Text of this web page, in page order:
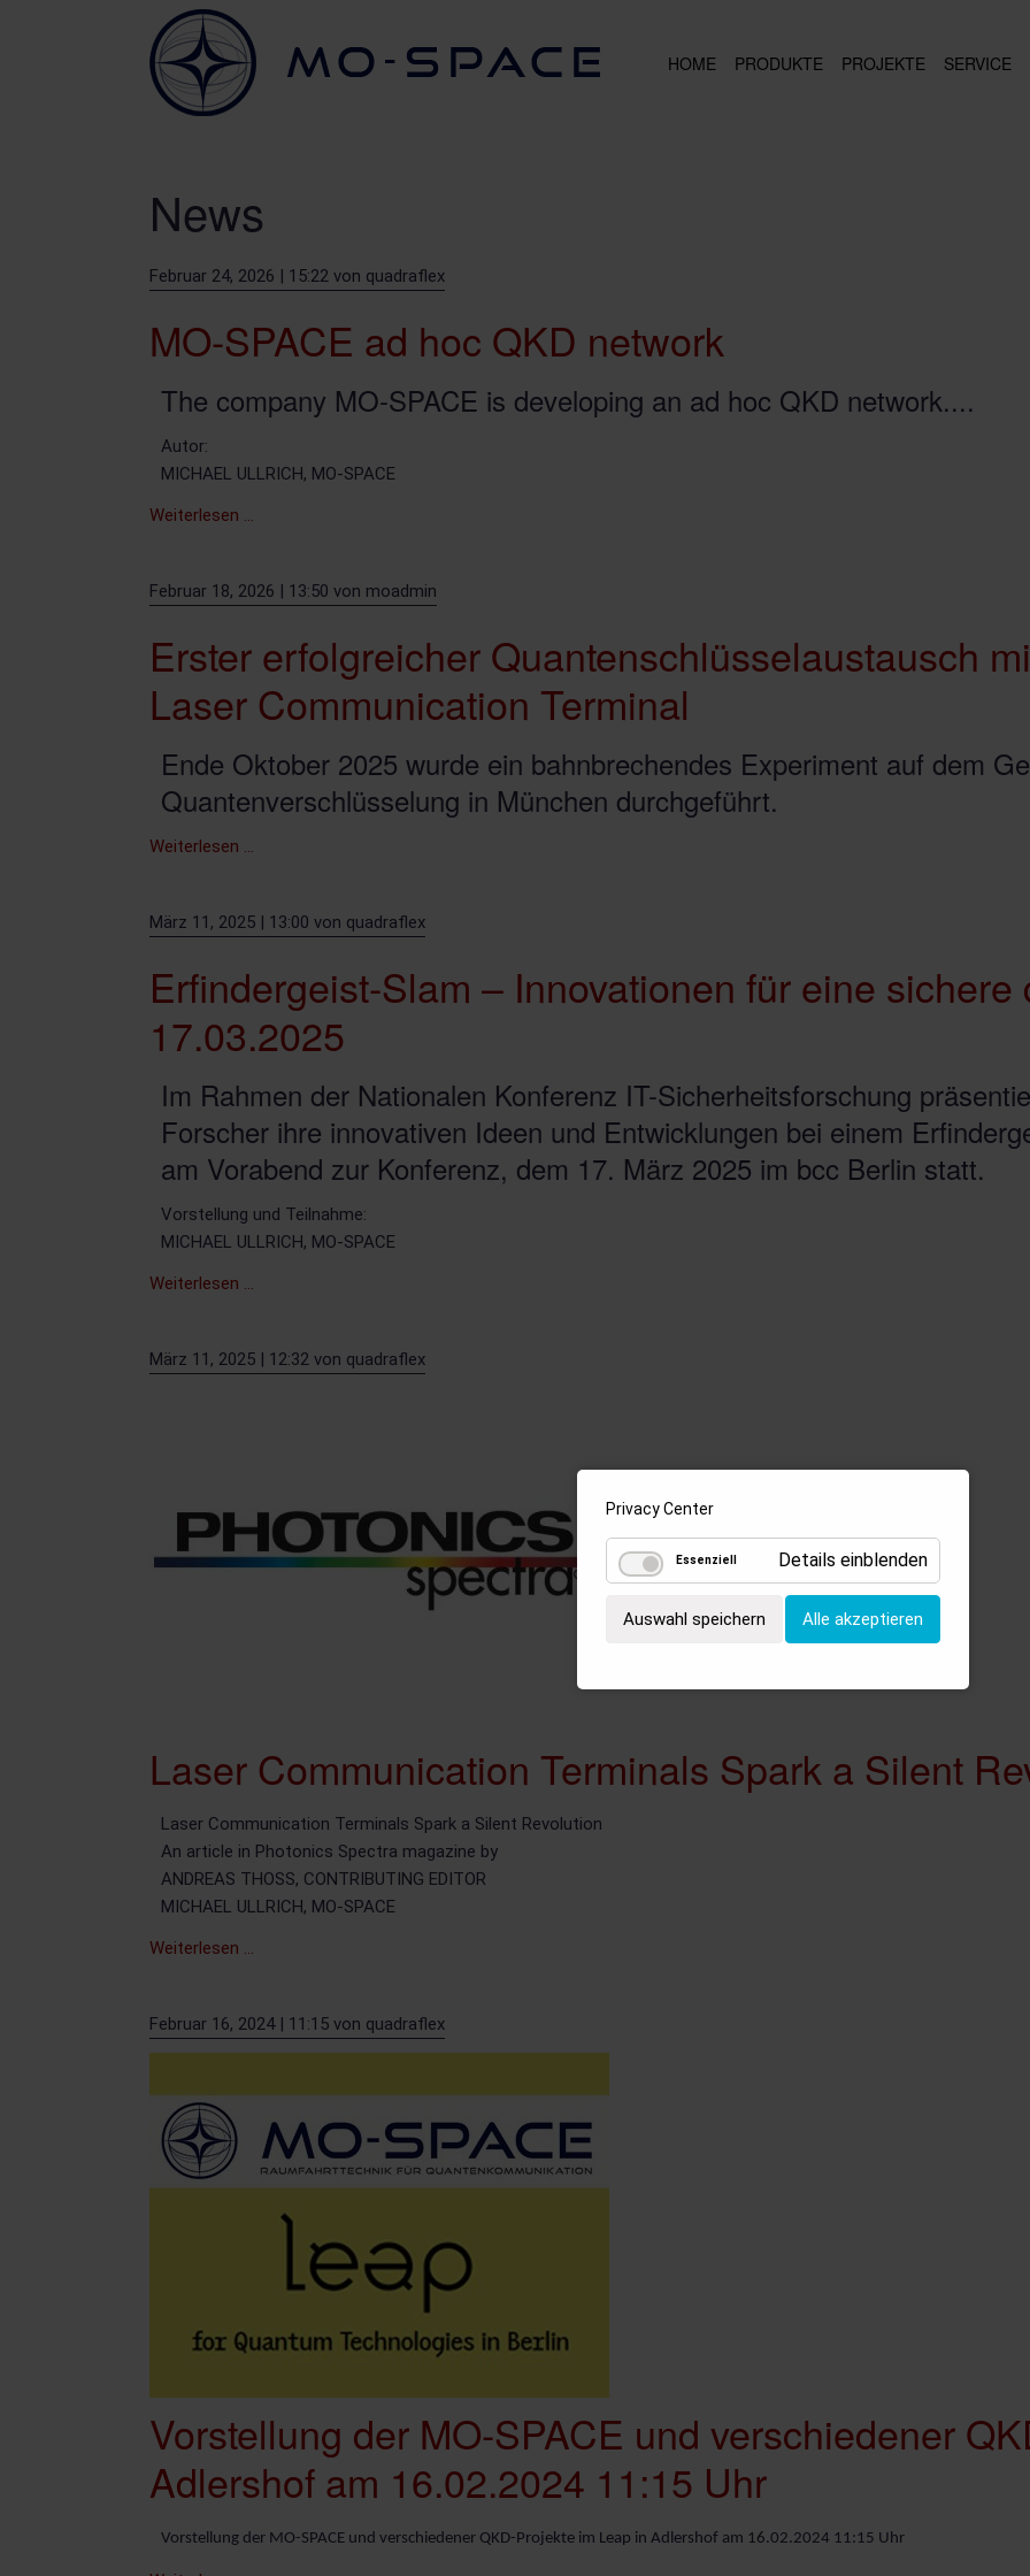
HOME PRODUKTE PROJEKTE SERVICE
News
Februar 24, 2026 | 15:22von quadraflex
MO-SPACE ad hoc QKD network
The company MO-SPACE is developing an ad hoc QKD network....
Autor:
MICHAEL ULLRICH, MO-SPACE
Weiterlesen …
hoc
network
Februar 18, 2026 | 13:50 von moadmin
Erster erfolgreicher Quantenschlüsselaustausch
Laser Communication Terminal
Ende Oktober 2025 wurde ein bahnbrechendes Experiment auf dem
Quantenverschlüsselung in München durchgeführt.
Weiterlesen …
mit
Laser
Communication
Terminal
März 11, 2025 | 13:00 von quadraflex
Erfindergeist-Slam – Innovationen für eine
17.03.2025
Im Rahmen der Nationalen Konferenz IT-Sicherheitsforschung
Forscher ihre innovativen Ideen und Entwicklungen bei einem
am Vorabend zur Konferenz, dem 17. März 2025 im bcc Berlin statt.
Vorstellung und Teilnahme:
MICHAEL ULLRICH, MO-SPACE
Weiterlesen …
Innovationen
17.03.2025
März 11, 2025 | 12:32von quadraflex
Laser Communication Terminals Spark a Silent
Laser Communication Terminals Spark a Silent Revolution
An article in Photonics Spectra magazine by
ANDREAS THOSS, CONTRIBUTING EDITOR
MICHAEL ULLRICH, MO-SPACE
Weiterlesen …
Spark
a
Februar 16, 2024 | 11:15von quadraflex
Vorstellung der MO-SPACE und verschiedener
Adlershof am 16.02.2024 11:15 Uhr
Vorstellung der MO-SPACE und verschiedener QKD-Projekte im Leap in Adlershof am 16.02.2024 11:15 Uhr
Privacy Center
Essenziell Details einblenden
Auswahl speichern Alle akzeptieren